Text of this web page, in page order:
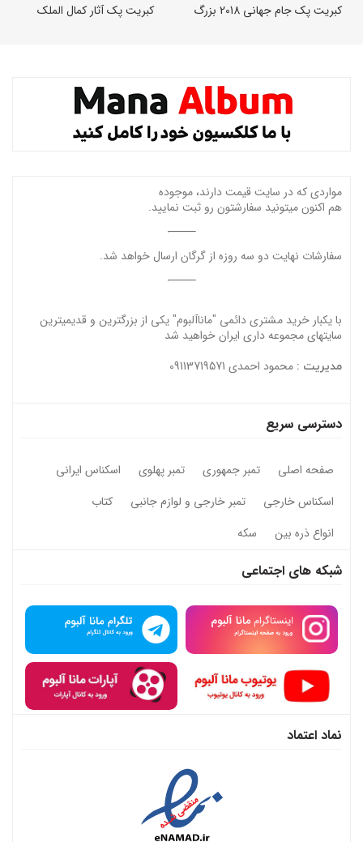
کبریت پک جام جهانی 2018 بزرگ کبریت پک آثار کمال الملک
مواردی که در سایت قیمت دارند، موجوده
هم اکنون میتونید سفارشتون رو ثبت نمایید.
سفارشات نهایت دو سه روزه از گرگان ارسال خواهد شد.
با یکبار خرید مشتری دائمی "ماناآلبوم" یکی از بزرگترین و قدیمیترین
سایتهای مجموعه داری ایران خواهید شد
مدیریت : محمود احمدی 09113719571
دسترسی سریع
صفحه اصلی تمبر جمهوری تمبر پهلوی
اسکناس ایرانی
اسکناس خارجی
تمبر خارجی و لوازم جانبی
کتاب
انواع ذره بین
سکه
شبکه های اجتماعی
نماد اعتماد